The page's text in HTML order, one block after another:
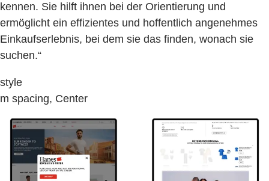
kennen. Sie hilft ihnen bei der Orientierung und
ermöglicht ein effizientes und hoffentlich angenehmes
Einkaufserlebnis, bei dem sie das finden, wonach sie
suchen.“
style
m spacing, Center